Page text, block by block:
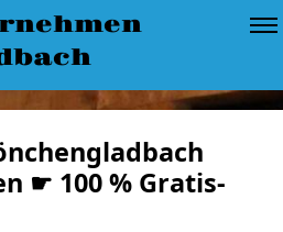
☛ 100 % Gratis-